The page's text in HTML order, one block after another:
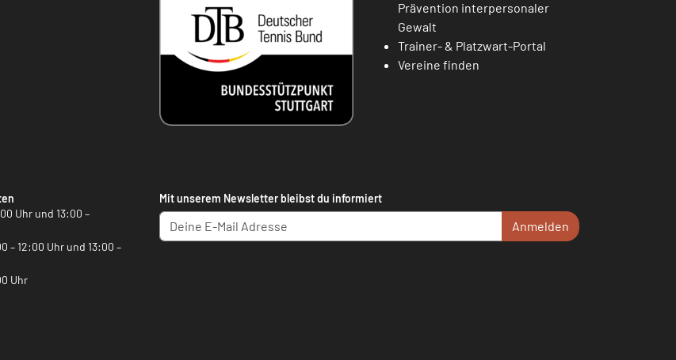
Prävention interpersonaler
Gewalt
Trainer- & Platzwart-Portal
Vereine finden
Uhr und 13:00 –
– 12:00 Uhr und 13:00 –
Uhr
Mit unserem Newsletter bleibst du informiert
Anmelden